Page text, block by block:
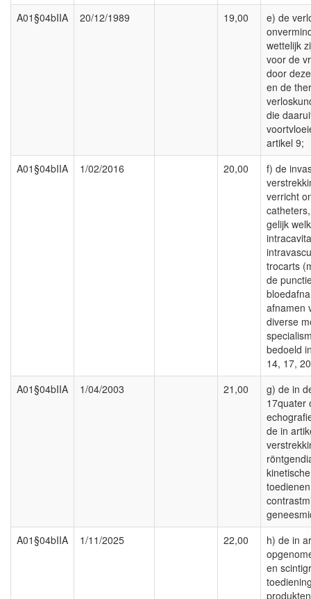
A01§04bIIA
20/12/1989 19,00
e) de
wettelijk
voor de
door
en de
die
artikel 9;
A01§04bIIA
1/02/2016 20,00
f) de
verricht
gelijk
trocarts
de
afnamen
diverse
bedoeld
14, 17,
A01§04bIIA
1/04/2003 21,00
g) de in
17quater
de in
A01§04bIIA
1/11/2025 22,00
h) de in
en